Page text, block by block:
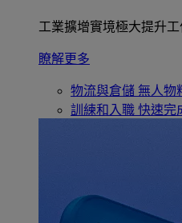
工業擴增實境極大提升工
瞭解更多
物流與倉儲 無人物
訓練和入職 快速完